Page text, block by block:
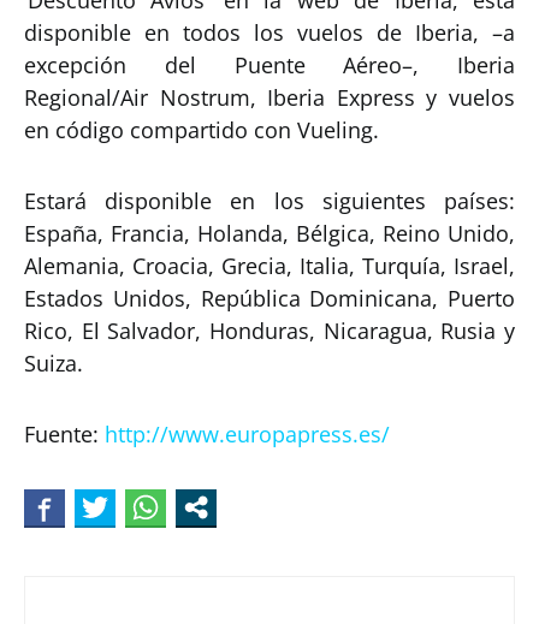
disponible en todos los vuelos de Iberia, –a
excepción del Puente Aéreo–, Iberia
Regional/Air Nostrum, Iberia Express y vuelos
en código compartido con Vueling.
Estará disponible en los siguientes países:
España, Francia, Holanda, Bélgica, Reino Unido,
Alemania, Croacia, Grecia, Italia, Turquía, Israel,
Estados Unidos, República Dominicana, Puerto
Rico, El Salvador, Honduras, Nicaragua, Rusia y
Suiza.
Fuente: http://www.europapress.es/